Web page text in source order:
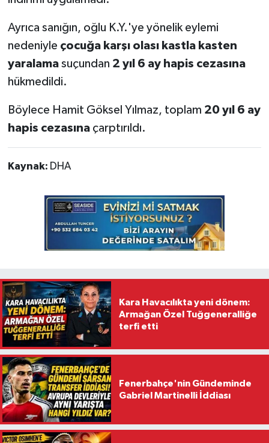
Ayrıca sanığın, oğlu K.Y.'ye yönelik eylemi
nedeniyle çocuğa karşı olası kastla kasten
yaralamasuçundan 2 yıl 6 ay hapis cezasına
hükmedildi.
Böylece Hamit Göksel Yılmaz, toplam 20 yıl 6 ay
hapis cezasınaçarptırıldı.
Kaynak: DHA
Kara Havacılıkta yeni dönem:
Armağan Özel Tuğgeneralliğe
terfi etti
Fenerbahçe'nin Gündeminde
Gabriel Martinelli İddiası